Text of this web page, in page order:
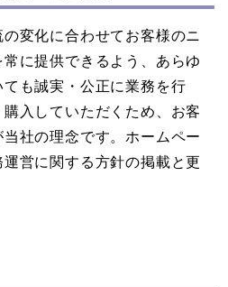
変化に合わせてお客様のニ
に提供できるよう、あらゆ
も誠実・公正に業務を行
入していただくため、お客
社の理念です。ホームペー
営に関する方針の掲載と更